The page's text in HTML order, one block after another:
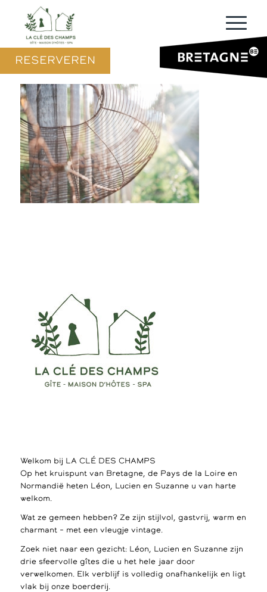
RESERVEREN
Welkom bij LA CLÉ DES CHAMPS
Op het kruispunt van Bretagne, de Pays de la Loire en
Normandië heten Léon, Lucien en Suzanne u van harte
welkom.
Wat ze gemeen hebben? Ze zijn stijlvol, gastvrij, warm en
charmant – met een vleugje vintage.
Zoek niet naar een gezicht: Léon, Lucien en Suzanne zijn
drie sfeervolle gîtes die u het hele jaar door
verwelkomen. Elk verblijf is volledig onafhankelijk en ligt
vlak bij onze boerderij.